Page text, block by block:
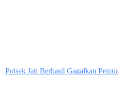
Polsek Jati Berhasil Gagalkan